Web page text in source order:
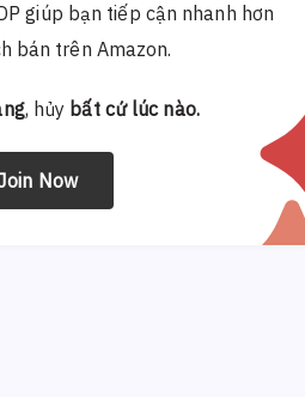
giúp bạn tiếp cận nhanh hơn
bán trên Amazon.
, hủy bất cứ lúc nào.
Now